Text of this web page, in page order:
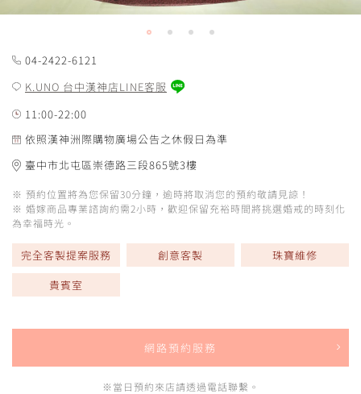
04-2422-6121
K.UNO 台中漢神店LINE客服
11:00-22:00
依照漢神洲際購物廣場公告之休假日為準
臺中市北屯區崇德路三段865號3樓
※ 預約位置將為您保留30分鐘，逾時將取消您的預約敬請見諒！
※ 婚嫁商品專業諮詢約需2小時，歡迎保留充裕時間將挑選婚戒的時刻化
為幸福時光。
完全客製提案服務 創意客製
珠寶維修
貴賓室
網路預約服務
※當日預約來店請透過電話聯繫。